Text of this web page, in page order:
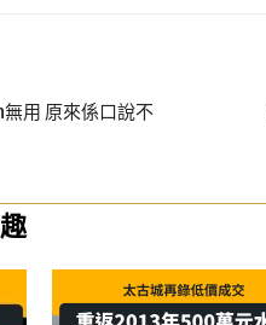
用 原來係口說不